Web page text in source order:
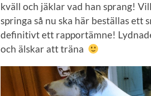
kväll och jäklar vad han sprang!
springa så nu ska här beställas
definitivt ett rapportämne!
och älskar att träna